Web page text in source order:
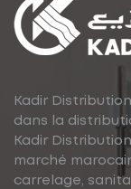
Kadir
dans la
Kadir
marché
carrelage,